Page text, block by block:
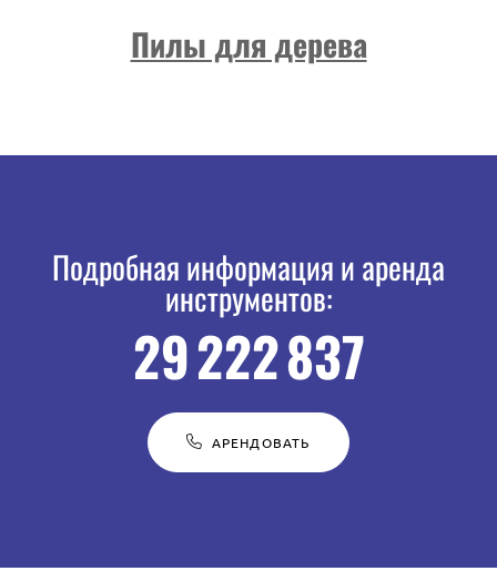
Пилы для дерева
Подробная информация и аренда
инструментов:
29 222 837
АРЕНДОВАТЬ